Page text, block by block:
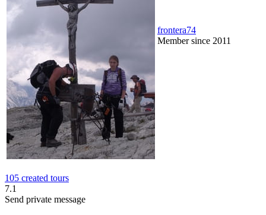
frontera74
Member since 2011
105 created tours
7.1
Send private message